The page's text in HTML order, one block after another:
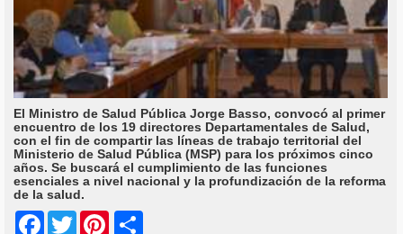
El Ministro de Salud Pública Jorge Basso, convocó al primer
encuentro de los 19 directores Departamentales de Salud,
con el fin de compartir las líneas de trabajo territorial del
Ministerio de Salud Pública (MSP) para los próximos cinco
años. Se buscará el cumplimiento de las funciones
esenciales a nivel nacional y la profundización de la reforma
de la salud.
Facebook
Twitter Pinterest